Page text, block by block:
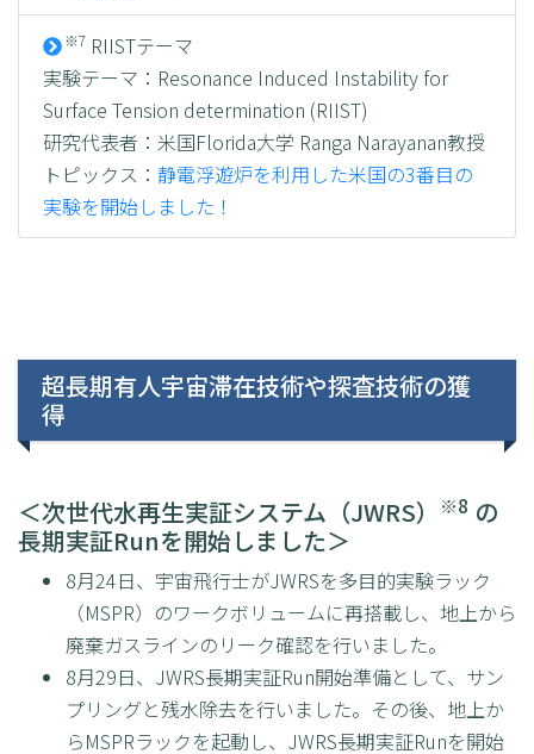
※7 RIISTテーマ
実験テーマ：Resonance Induced Instability for
Surface Tension determination (RIIST)
研究代表者：米国Florida大学 Ranga Narayanan教授
トピックス： 静電浮遊炉を利用した米国の3番目の
実験を開始しました！
超長期有人宇宙滞在技術や探査技術の獲
得
＜次世代水再生実証システム（JWRS） ※8 の
長期実証Runを開始しました＞
8月24日、宇宙飛行士がJWRSを多目的実験ラック
（MSPR）のワークボリュームに再搭載し、地上から
廃棄ガスラインのリーク確認を行いました。
8月29日、JWRS長期実証Run開始準備として、サン
プリングと残水除去を行いました。その後、地上か
らMSPRラックを起動し、JWRS長期実証Runを開始